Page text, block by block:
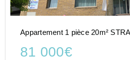
Appartement 1 pièce 20m²
81 000€